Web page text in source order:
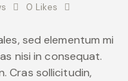
0 Likes
sed elementum mi
nisi in consequat.
Cras sollicitudin,